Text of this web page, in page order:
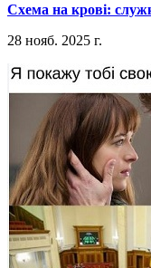
​Схема на крові:
28 нояб. 2025 г.